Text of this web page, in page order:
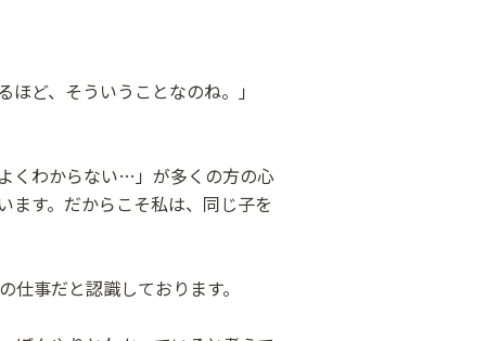
ど、そういうことなのね。」
くわからない…」が多くの方の心
す。だからこそ私は、同じ子を
事だと認識しております。